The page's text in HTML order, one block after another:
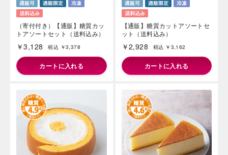
（寄付付き）【通販】糖質カッ
トアソートセット（送料込み）
￥3,128 税込 ￥3,378
カートに入れる
【通販】糖質カットアソートセ
ット（送料込み）
￥2,928 税込 ￥3,162
カートに入れる